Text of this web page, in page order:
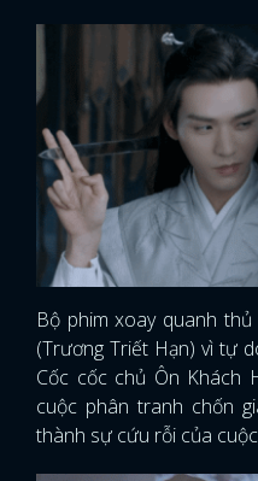
Bộ phim xoay quanh
(Trương Triết Hạn) vì tự
Cốc cốc chủ Ôn Khách
cuộc phân tranh chốn
thành sự cứu rỗi của